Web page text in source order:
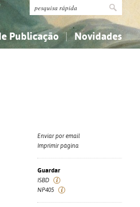
Publicação Novidades
Enviar por email
Imprimir página
Guardar
ISBD
NP405